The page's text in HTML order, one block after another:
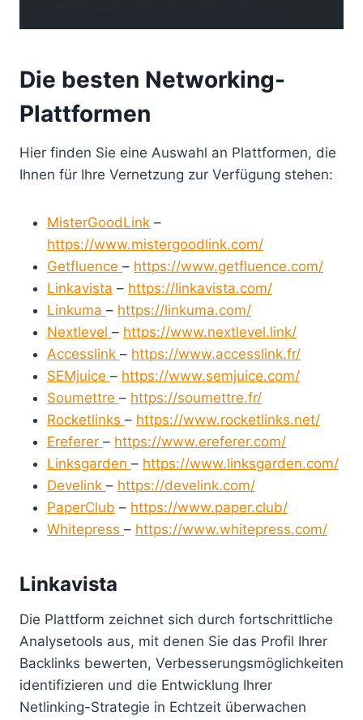
Die besten Networking-
Plattformen
Hier finden Sie eine Auswahl an Plattformen, die
Ihnen für Ihre Vernetzung zur Verfügung stehen:
MisterGoodLink –
https://www.mistergoodlink.com/
Getfluence – https://www.getfluence.com/
Linkavista – https://linkavista.com/
Linkuma – https://linkuma.com/
Nextlevel – https://www.nextlevel.link/
Accesslink – https://www.accesslink.fr/
SEMjuice – https://www.semjuice.com/
Soumettre – https://soumettre.fr/
Rocketlinks – https://www.rocketlinks.net/
Ereferer – https://www.ereferer.com/
Linksgarden – https://www.linksgarden.com/
Develink – https://develink.com/
PaperClub – https://www.paper.club/
Whitepress – https://www.whitepress.com/
Linkavista
Die Plattform zeichnet sich durch fortschrittliche
Analysetools aus, mit denen Sie das Profil Ihrer
Backlinks bewerten, Verbesserungsmöglichkeiten
identifizieren und die Entwicklung Ihrer
Netlinking-Strategie in Echtzeit überwachen